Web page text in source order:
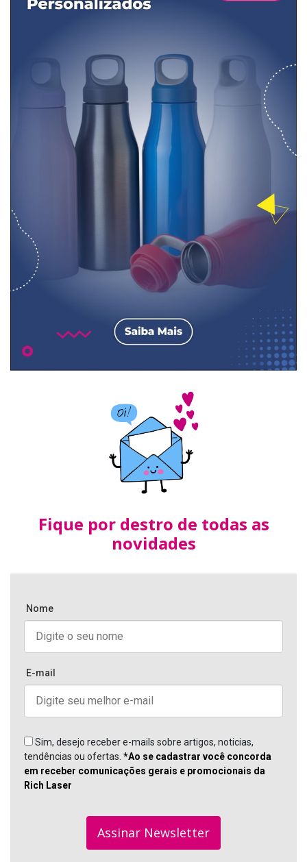
Fique por destro de todas as
novidades
Nome
E-mail
Sim, desejo receber e-mails sobre artigos, noticias,
tendências ou ofertas. *Ao se cadastrar você concorda
em receber comunicações gerais e promocionais da
Rich Laser
Assinar Newsletter